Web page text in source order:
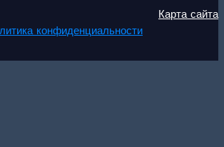
Карта сайта
конфиденциальности